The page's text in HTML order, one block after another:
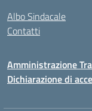
Albo Sindacale
Contatti
Amministrazione
Dichiarazione di